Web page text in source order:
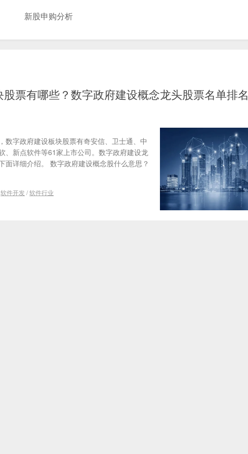
新股申购分析
票有哪些？数字政府建设概念龙头股票名单排名
字政府建设板块股票有奇安信、卫士通、中
、新点软件等61家上市公司。数字政府建设龙
详细介绍。 数字政府建设概念股什么意思？
软件开发/软件行业